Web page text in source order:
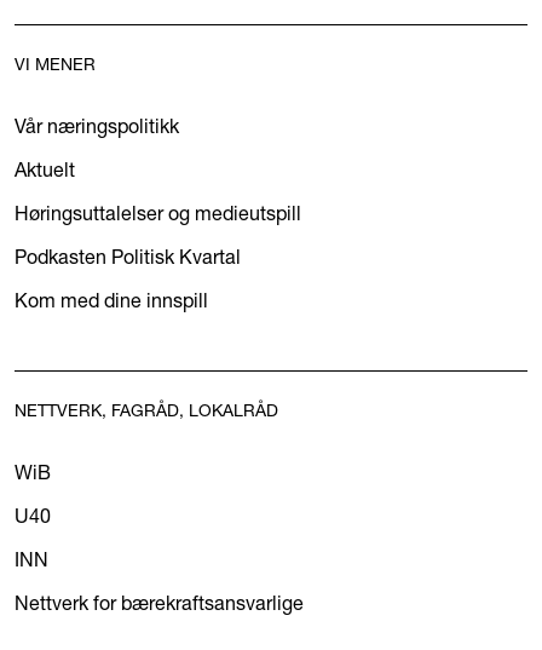
VI MENER
Vår næringspolitikk
Aktuelt
Høringsuttalelser og medieutspill
Podkasten Politisk Kvartal
Kom med dine innspill
NETTVERK, FAGRÅD, LOKALRÅD
WiB
U40
INN
Nettverk for bærekraftsansvarlige